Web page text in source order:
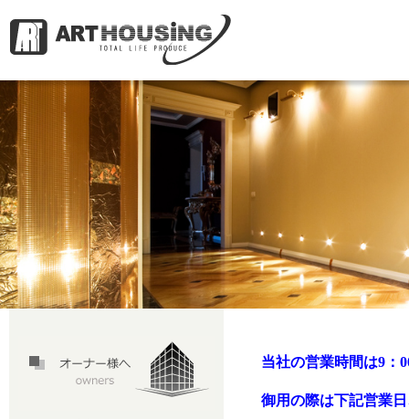
当社の営業時間は9：
御用の際は下記営業日